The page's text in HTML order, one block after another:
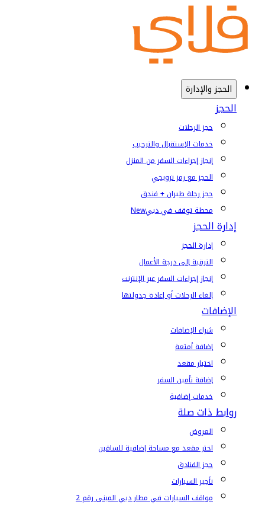
الحجز والإدارة
الحجز
حجز الرحلات
خدمات الإستقبال والترحيب
إنجاز إجراءات السفر من المنزل
الحجز مع رمز ترويجي
حجز رحلة طيران + فندق
محطة توقف في دبيNew
إدارة الحجز
إدارة الحجز
الترقية إلى درجة الأعمال
إنجاز إجراءات السفر عبر الإنترنت
إلغاء الرحلات أو إعادة جدولتها
الإضافات
شراء الإضافات
إضافة أمتعة
اختيار مقعد
إضافة تأمين السفر
خدمات إضافية
روابط ذات صلة
العروض
اختر مقعد مع مساحة إضافية للساقين
حجز الفنادق
تأجير السيارات
مواقف السيارات في مطار دبي المبنى رقم 2